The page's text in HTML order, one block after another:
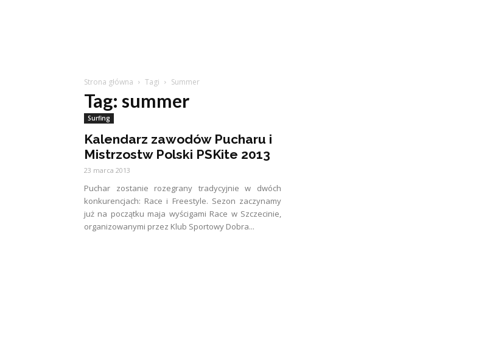
Strona główna Tagi Summer
Tag: summer
Surfing
Kalendarz zawodów Pucharu i
Mistrzostw Polski PSKite 2013
23 marca 2013
Puchar zostanie rozegrany tradycyjnie w dwóch
konkurencjach: Race i Freestyle. Sezon zaczynamy
już na początku maja wyścigami Race w Szczecinie,
organizowanymi przez Klub Sportowy Dobra...